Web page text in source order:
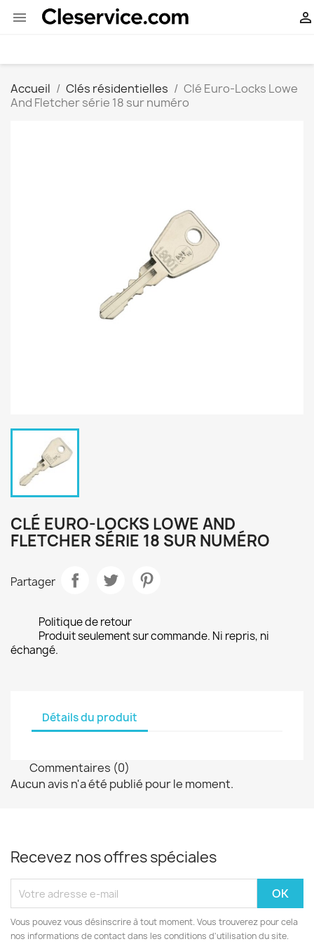
 
Accueil Clés résidentielles
Clé Euro-Locks Lowe
And Fletcher série 18 sur numéro
CLÉ EURO-LOCKS LOWE AND
FLETCHER SÉRIE 18 SUR NUMÉRO
Partager
Politique de retour
Produit seulement sur commande. Ni repris, ni
échangé.
Détails du produit
Commentaires (0)
Aucun avis n'a été publié pour le moment.
Recevez nos offres spéciales
Vous pouvez vous désinscrire à tout moment. Vous trouverez pour cela
nos informations de contact dans les conditions d'utilisation du site.